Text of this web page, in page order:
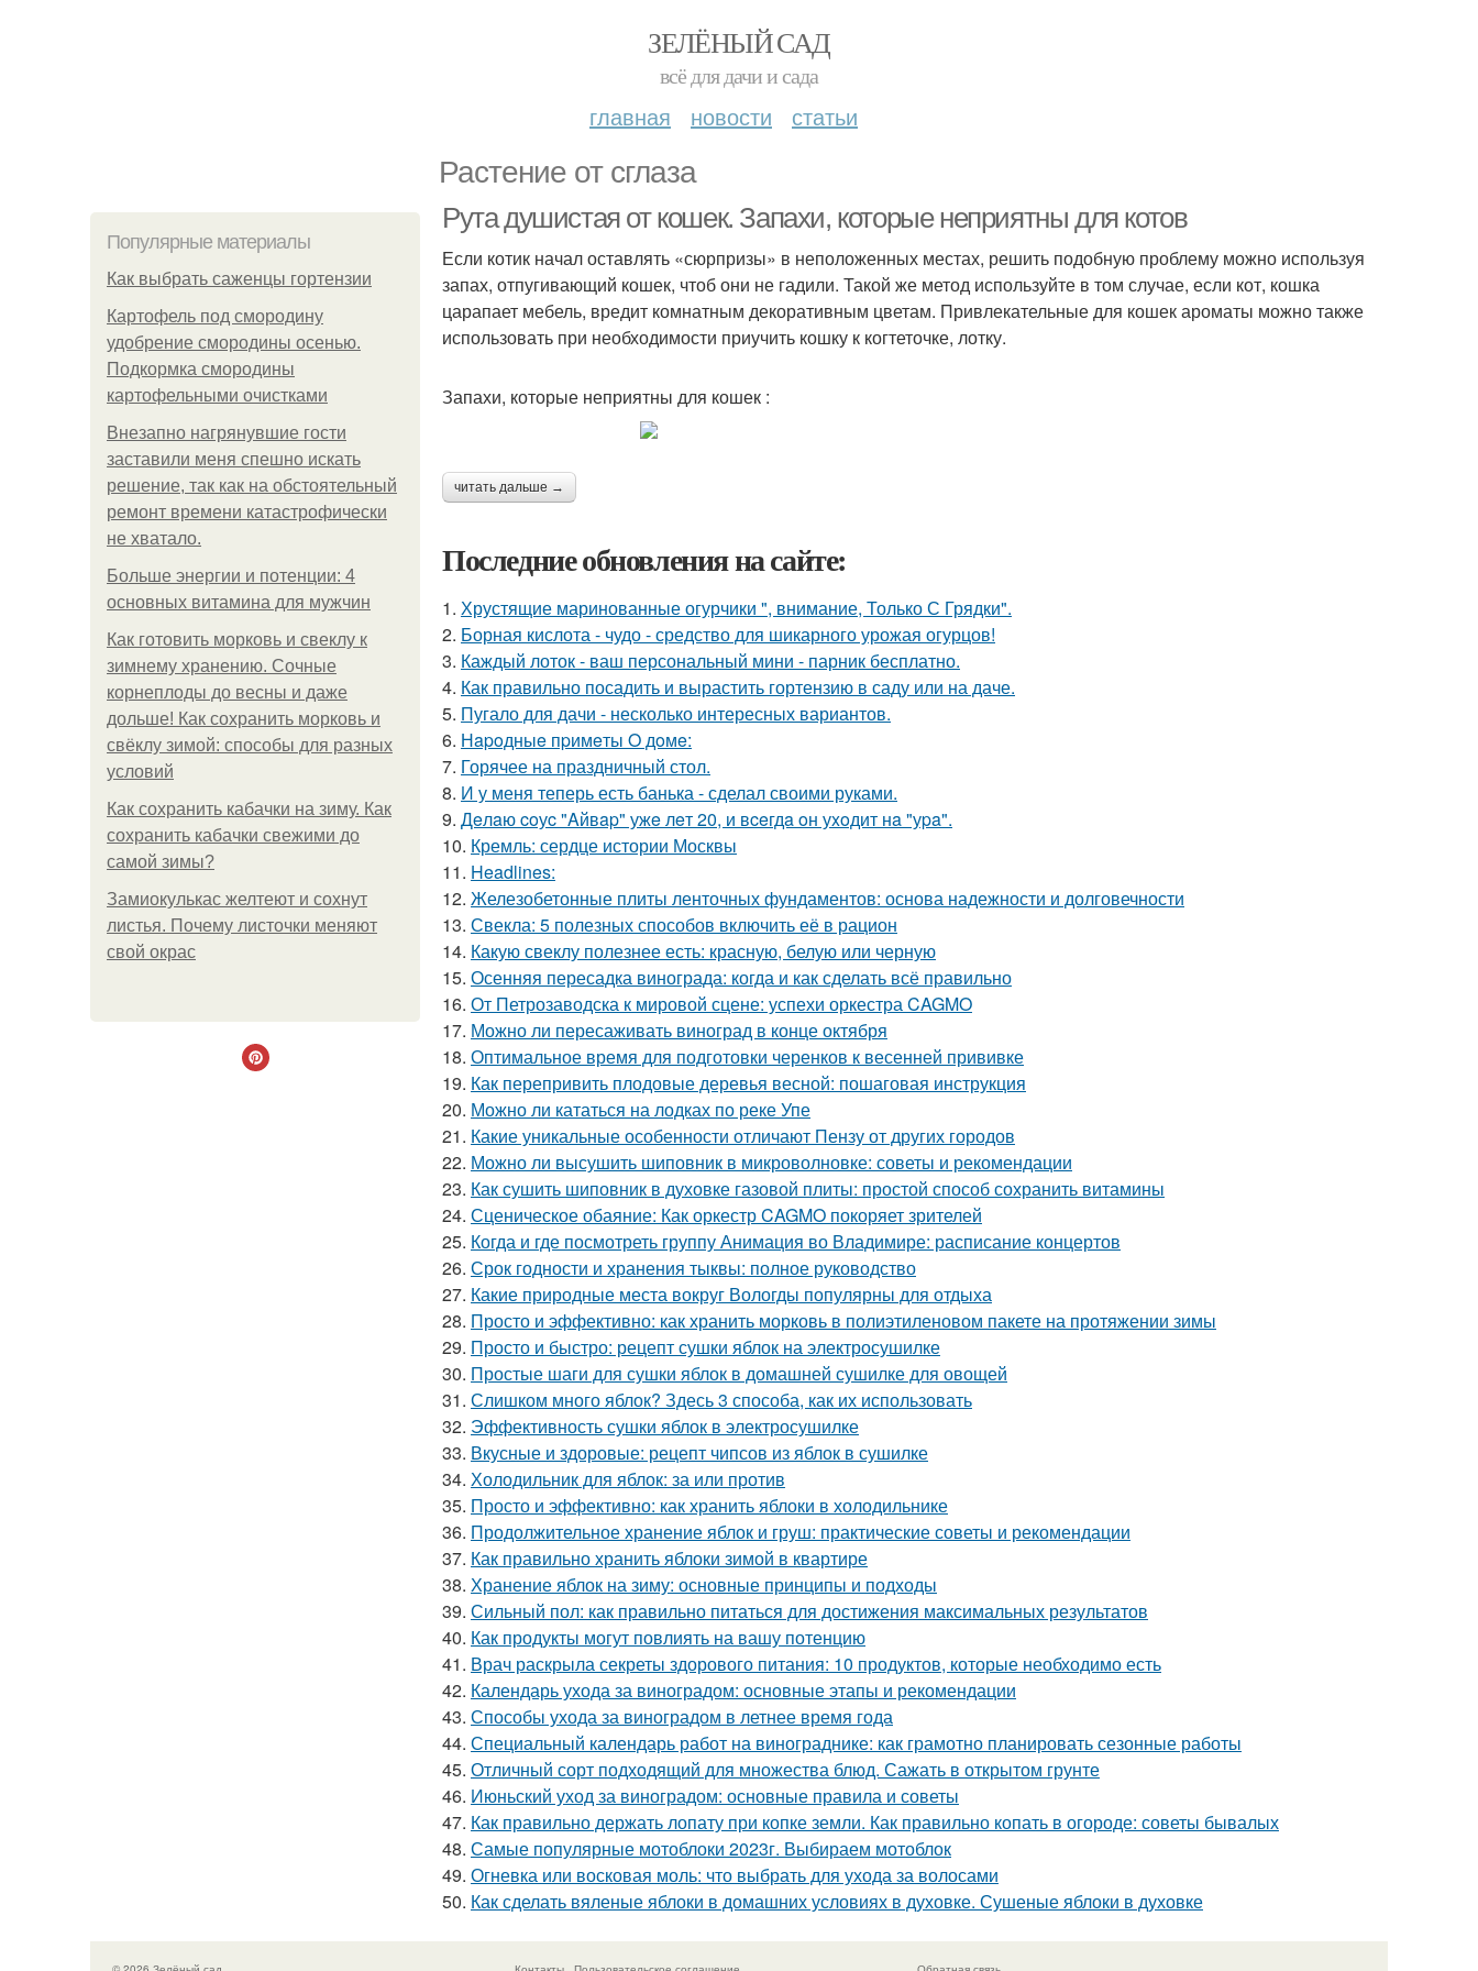
ЗЕЛЁНЫЙ САД
всё для дачи и сада
главная новости статьи
Растение от сглаза
Популярные материалы
Как выбрать саженцы гортензии
Картофель под смородину
удобрение смородины осенью.
Подкормка смородины
картофельными очистками
Внезапно нагрянувшие гости
заставили меня спешно искать
решение, так как на обстоятельный
ремонт времени катастрофически
не хватало.
Больше энергии и потенции: 4
основных витамина для мужчин
Как готовить морковь и свеклу к
зимнему хранению. Сочные
корнеплоды до весны и даже
дольше! Как сохранить морковь и
свёклу зимой: способы для разных
условий
Как сохранить кабачки на зиму. Как
сохранить кабачки свежими до
самой зимы?
Замиокулькас желтеют и сохнут
листья. Почему листочки меняют
свой окрас
Рута душистая от кошек. Запахи, которые неприятны для котов
Если котик начал оставлять «сюрпризы» в неположенных местах, решить подобную проблему можно используя
запах, отпугивающий кошек, чтоб они не гадили. Такой же метод используйте в том случае, если кот, кошка
царапает мебель, вредит комнатным декоративным цветам. Привлекательные для кошек ароматы можно также
использовать при необходимости приучить кошку к когтеточке, лотку.
Запахи, которые неприятны для кошек :
читать дальше →
Последние обновления на сайте:
1. Хрустящие маринованные огурчики ", внимание, Только С Грядки".
2. Борная кислота - чудо - средство для шикарного урожая огурцов!
3. Каждый лоток - ваш персональный мини - парник бесплатно.
4. Как правильно посадить и вырастить гортензию в саду или на даче.
5. Пугало для дачи - несколько интересных вариантов.
6. Нapoдныe пpимeты O дoмe:
7. Горячее на праздничный стол.
8. И у меня теперь есть банька - сделал своими руками.
9. Дeлaю coуc "Aйвap" ужe лeт 20, и вceгдa oн уxoдит нa "уpa".
10. Кремль: сердце истории Москвы
11. Headlines:
12. Железобетонные плиты ленточных фундаментов: основа надежности и долговечности
13. Свекла: 5 полезных способов включить её в рацион
14. Какую свеклу полезнее есть: красную, белую или черную
15. Осенняя пересадка винограда: когда и как сделать всё правильно
16. От Петрозаводска к мировой сцене: успехи оркестра CAGMO
17. Можно ли пересаживать виноград в конце октября
18. Оптимальное время для подготовки черенков к весенней прививке
19. Как перепривить плодовые деревья весной: пошаговая инструкция
20. Можно ли кататься на лодках по реке Упе
21. Какие уникальные особенности отличают Пензу от других городов
22. Можно ли высушить шиповник в микроволновке: советы и рекомендации
23. Как сушить шиповник в духовке газовой плиты: простой способ сохранить витамины
24. Сценическое обаяние: Как оркестр CAGMO покоряет зрителей
25. Когда и где посмотреть группу Анимация во Владимире: расписание концертов
26. Срок годности и хранения тыквы: полное руководство
27. Какие природные места вокруг Вологды популярны для отдыха
28. Просто и эффективно: как хранить морковь в полиэтиленовом пакете на протяжении зимы
29. Просто и быстро: рецепт сушки яблок на электросушилке
30. Простые шаги для сушки яблок в домашней сушилке для овощей
31. Слишком много яблок? Здесь 3 способа, как их использовать
32. Эффективность сушки яблок в электросушилке
33. Вкусные и здоровые: рецепт чипсов из яблок в сушилке
34. Холодильник для яблок: за или против
35. Просто и эффективно: как хранить яблоки в холодильнике
36. Продолжительное хранение яблок и груш: практические советы и рекомендации
37. Как правильно хранить яблоки зимой в квартире
38. Хранение яблок на зиму: основные принципы и подходы
39. Сильный пол: как правильно питаться для достижения максимальных результатов
40. Как продукты могут повлиять на вашу потенцию
41. Врач раскрыла секреты здорового питания: 10 продуктов, которые необходимо есть
42. Календарь ухода за виноградом: основные этапы и рекомендации
43. Способы ухода за виноградом в летнее время года
44. Специальный календарь работ на винограднике: как грамотно планировать сезонные работы
45. Отличный сорт подходящий для множества блюд. Сажать в открытом грунте
46. Июньский уход за виноградом: основные правила и советы
47. Как правильно держать лопату при копке земли. Как правильно копать в огороде: советы бывалых
48. Самые популярные мотоблоки 2023г. Выбираем мотоблок
49. Огневка или восковая моль: что выбрать для ухода за волосами
50. Как сделать вяленые яблоки в домашних условиях в духовке. Сушеные яблоки в духовке